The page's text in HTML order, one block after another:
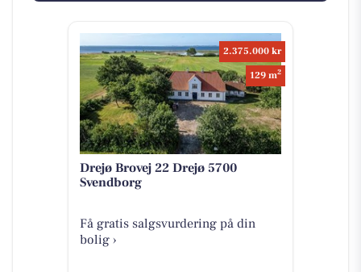
2.375.000 kr
129 m2
Drejø Brovej 22 Drejø 5700
Svendborg
Få gratis salgsvurdering på din
bolig ›